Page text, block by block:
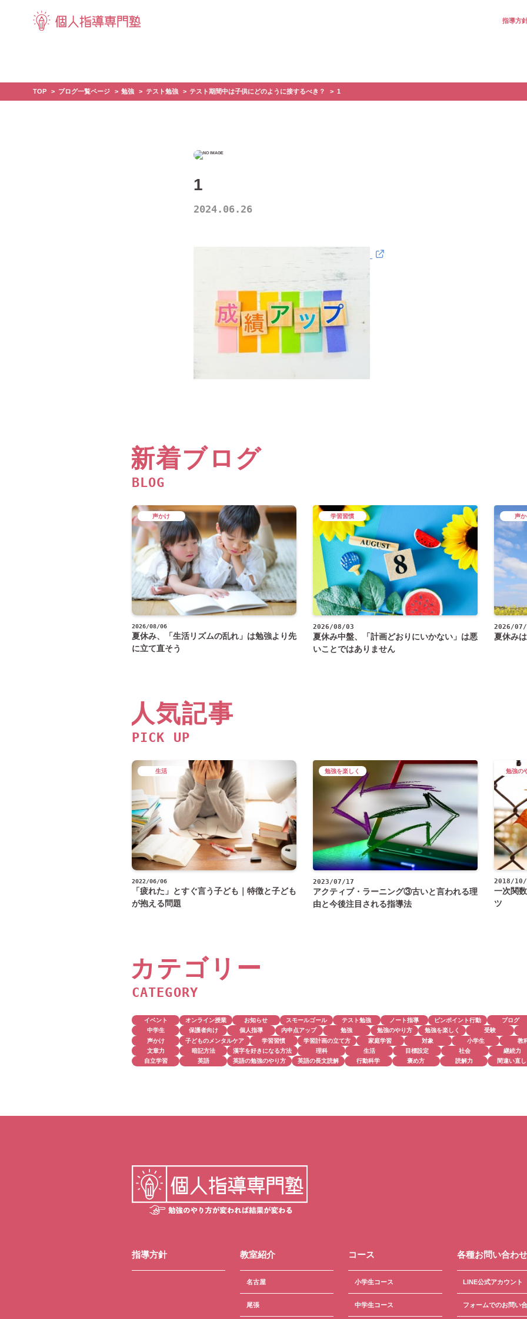
指導方
TOP ブログ一覧ページ 勉強 テスト勉強 テスト期間中は子供にどのように接するべき？ 1
1
2024.06.26
新着ブログ
BLOG
2026/08/06
夏休み、「生活リズムの乱れ」は勉強より先
に立て直そう
声かけ
2026/08/03
夏休み中盤、「計画どおりにいかない」は悪
いことではありません
学習習慣
2026/
夏休み
声
人気記事
PICK UP
2022/06/06
「疲れた」とすぐ言う子ども｜特徴と子ども
が抱える問題
生活
2023/07/17
アクティブ・ラーニング③古いと言われる理
由と今後注目される指導法
勉強を楽しく
2018/
一次関
ツ
勉強の
カテゴリー
CATEGORY
イベント オンライン授業 お知らせ スモールゴール テスト勉強 ノート指導 ピンポイント行動
ブログ
中学生
保護者向け 個人指導 内申点アップ 勉強 勉強のやり方 勉強を楽しく
受験
声かけ
子どものメンタルケア 学習習慣 学習計画の立て方 家庭学習 対象 小学生
教
文章力
暗記方法 漢字を好きになる方法 理科 生活 目標設定 社会
継続力
自立学習
英語 英語の勉強のやり方 英語の長文読解 行動科学 褒め方 読解力 間違い直し
指導方針 教室紹介
名古屋
尾張
コース
小学生コース
中学生コース
各種お問い合わせ
LINE公式アカウント
フォームでのお問い